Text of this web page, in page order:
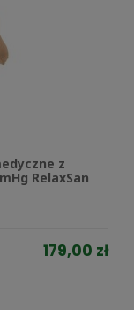
z
RelaxSan
179,00 zł